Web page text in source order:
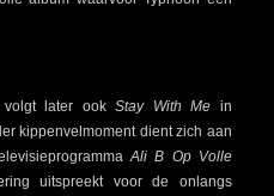
volgt later ookStay With Me in
kippenvelmoment dient zich aan
Ali B Op Volle
uitspreekt voor de onlangs